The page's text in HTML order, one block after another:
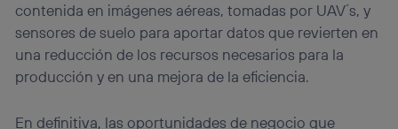
contenida en imágenes aéreas, tomadas por UAV´s, y
sensores de suelo para aportar datos que revierten en
una reducción de los recursos necesarios para la
producción y en una mejora de la eficiencia.
En definitiva, las oportunidades de negocio que